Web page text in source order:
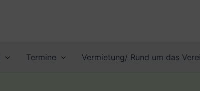
Termine Vermietung/ Rund um das